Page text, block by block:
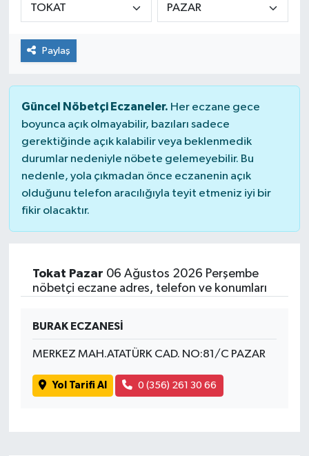
Paylaş
Güncel Nöbetçi Eczaneler. Her eczane gece
boyunca açık olmayabilir, bazıları sadece
gerektiğinde açık kalabilir veya beklenmedik
durumlar nedeniyle nöbete gelemeyebilir. Bu
nedenle, yola çıkmadan önce eczanenin açık
olduğunu telefon aracılığıyla teyit etmeniz iyi bir
fikir olacaktır.
Tokat Pazar 06 Ağustos 2026 Perşembe
nöbetçi eczane adres, telefon ve konumları
BURAK ECZANESİ
MERKEZ MAH.ATATÜRK CAD. NO:81/C PAZAR
Yol Tarifi Al 0 (356) 261 30 66